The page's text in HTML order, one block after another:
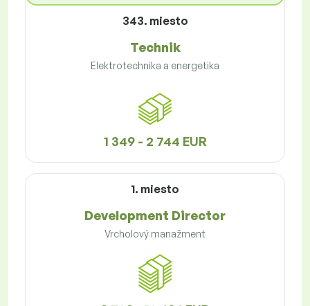
343. miesto
Technik
Elektrotechnika a energetika
1 349 - 2 744 EUR
1. miesto
Development Director
Vrcholový manažment